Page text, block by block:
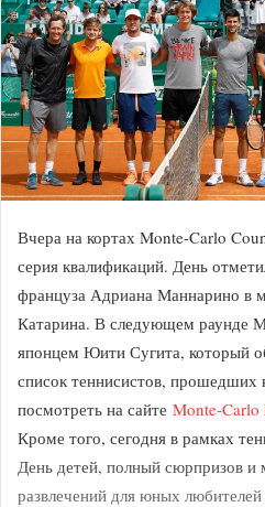
Вчера на кортах Monte-Carlo
серия квалификаций. День
француза Адриана Маннарино в
Катарина. В следующем раунде
японцем Юити Сугита, который
список теннисистов,
посмотреть на сайте Monte-Carlo
Кроме того, сегодня в рамках
День детей, полный сюрпризов и
развлечений для юных